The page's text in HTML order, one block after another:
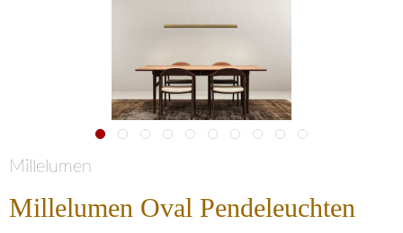
Millelumen
Millelumen Oval Pendeleuchten